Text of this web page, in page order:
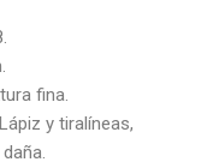
fina.
Lápiz y tiralíneas,